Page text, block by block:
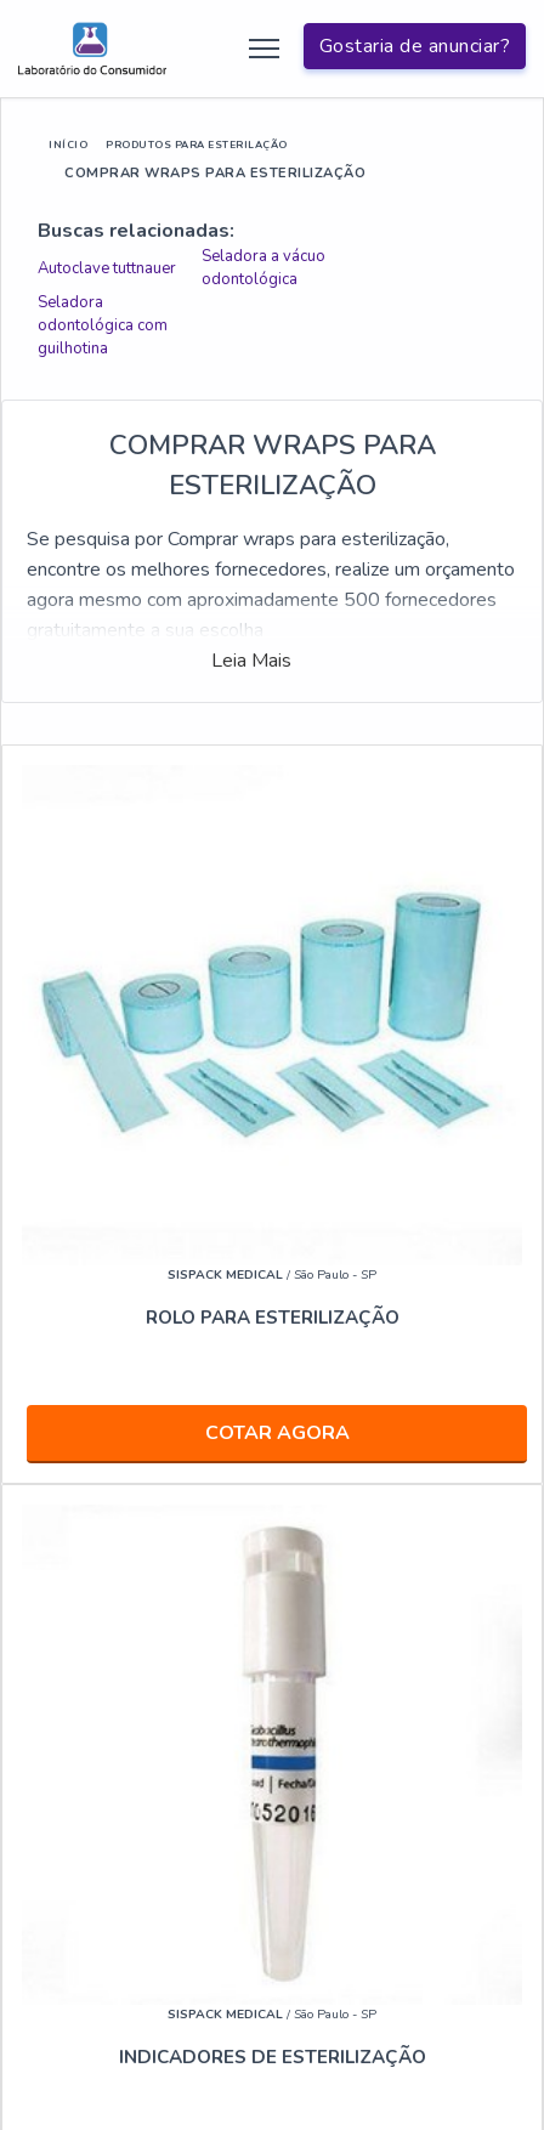
Gostaria de anunciar?
INÍCIO PRODUTOS PARA ESTERILAÇÃO
COMPRAR WRAPS PARA ESTERILIZAÇÃO
Buscas relacionadas:
Autoclave tuttnauer
Seladora a vácuo
odontológica
Seladora
odontológica com
guilhotina
COMPRAR WRAPS PARA
ESTERILIZAÇÃO
Se pesquisa por Comprar wraps para esterilização,
encontre os melhores fornecedores, realize um orçamento
agora mesmo com aproximadamente 500 fornecedores
gratuitamente a sua escolha
Leia Mais
SISPACK MEDICAL / São Paulo - SP
ROLO PARA ESTERILIZAÇÃO
COTAR AGORA
SISPACK MEDICAL / São Paulo - SP
INDICADORES DE ESTERILIZAÇÃO